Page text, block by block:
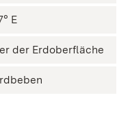
E
der Erdoberfläche